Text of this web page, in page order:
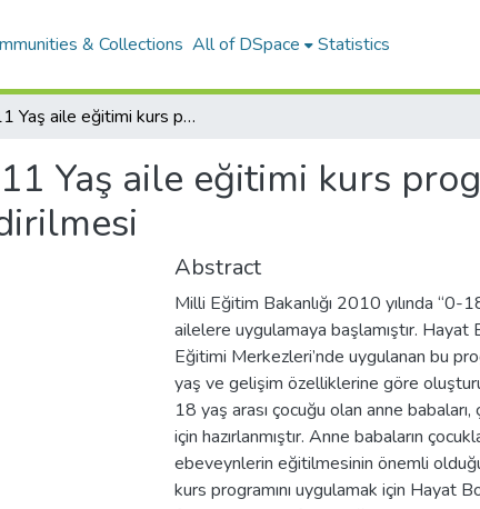
& Collections All of DSpace Statistics
7-11 Yaş aile eğitimi kurs programının öğretmen görüşlerine göre değerlendirilmesi
Yaş aile eğitimi kurs
Abstract
Milli Eğitim Bakanlığı 2010 yılında “0-
ailelere uygulamaya başlamıştır.
Eğitimi Merkezleri’nde uygulanan bu
yaş ve gelişim özelliklerine göre
18 yaş arası çocuğu olan anne
için hazırlanmıştır. Anne babaların
ebeveynlerin eğitilmesinin önemli
kurs programını uygulamak için Hayat